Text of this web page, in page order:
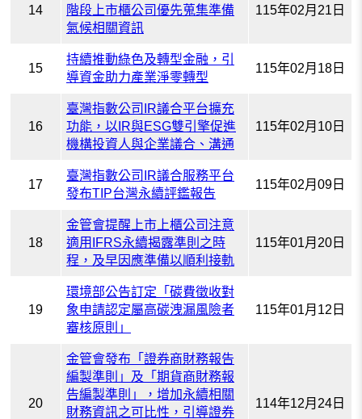
14
階段上市櫃公司優先蒐集準備
氣候相關資訊
115年02月21日
15
持續推動綠色及轉型金融，引
導資金助力產業淨零轉型
115年02月18日
16
臺灣指數公司IR議合平台擴充
功能，以IR與ESG雙引擎促進
機構投資人與企業議合、溝通
115年02月10日
17
臺灣指數公司IR議合服務平台
發布TIP台灣永續評鑑報告
115年02月09日
18
金管會提醒上市上櫃公司注意
適用IFRS永續揭露準則之時
程，及早因應準備以順利接軌
115年01月20日
19
環境部公告訂定「碳費徵收對
象申請認定屬高碳洩漏風險者
審核原則」
115年01月12日
20
金管會發布「證券商財務報告
編製準則」及「期貨商財務報
告編製準則」，增加永續相關
財務資訊之可比性，引導證券
114年12月24日